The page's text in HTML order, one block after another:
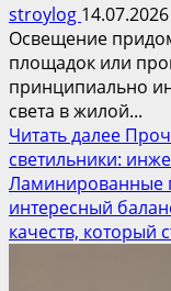
stroylog 14.07.2026
Освещение
площадок или
принципиально
света в жилой...
Читать далее
светильники:
Ламинированные
интересный
качеств, который